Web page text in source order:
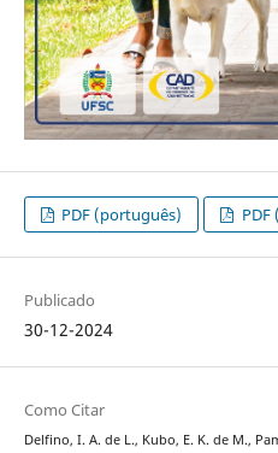
PDF (português)
Publicado
30-12-2024
Como Citar
Delfino, I. A. de L., Kubo, E. K. de M.,